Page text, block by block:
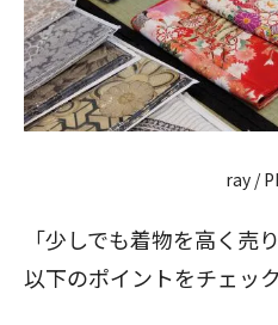
ray /
「少しでも着物を高く売
以下のポイントをチェッ